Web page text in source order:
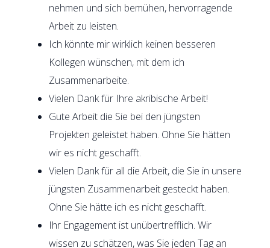
nehmen und sich bemühen, hervorragende
Arbeit zu leisten.
Ich könnte mir wirklich keinen besseren
Kollegen wünschen, mit dem ich
Zusammenarbeite.
Vielen Dank für Ihre akribische Arbeit!
Gute Arbeit die Sie bei den jüngsten
Projekten geleistet haben. Ohne Sie hätten
wir es nicht geschafft.
Vielen Dank für all die Arbeit, die Sie in unsere
jüngsten Zusammenarbeit gesteckt haben.
Ohne Sie hätte ich es nicht geschafft.
Ihr Engagement ist unübertrefflich. Wir
wissen zu schätzen, was Sie jeden Tag an